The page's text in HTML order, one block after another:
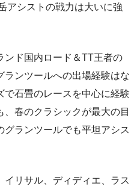
アシストの戦力は大いに強
ンド国内ロード＆TT王者の
ランツールへの出場経験はな
で石畳のレースを中心に経験
春のクラシックが最大の目
ランツールでも平坦アシス
リサル、ディディエ、ラス